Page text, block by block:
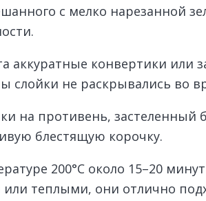
с мелко нарезанной
аккуратные конвертики или
слойки не раскрывались во
на противень,
блестящую корочку.
200°C около 15–20
теплыми, они отлично